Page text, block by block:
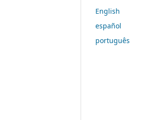
English
español
português